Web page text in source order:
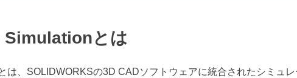
Simulationとは
は、SOLIDWORKSの3D CADソフトウェアに統合されたシミュ